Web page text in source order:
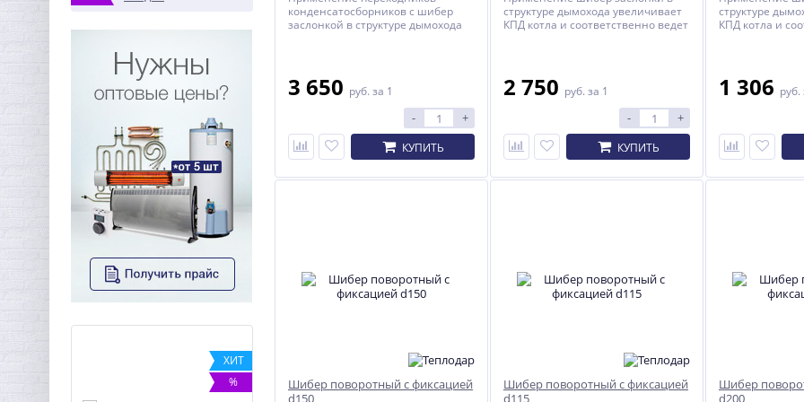
ХИТ
%
NEW
ХИТ
конденсатосборников с шибер
заслонкой в структуре дымохода
3 650 руб. за 1
- +
КУПИТЬ
структуре дымохода увеличивает
КПД котла и соответственно ведет
2 750 руб. за 1
- +
КУПИТЬ
структуре
КПД котла и
1 306 руб.
Шибер поворотный с фиксацией
d150
Шибер поворотный с фиксацией
d115
Шибер
d200